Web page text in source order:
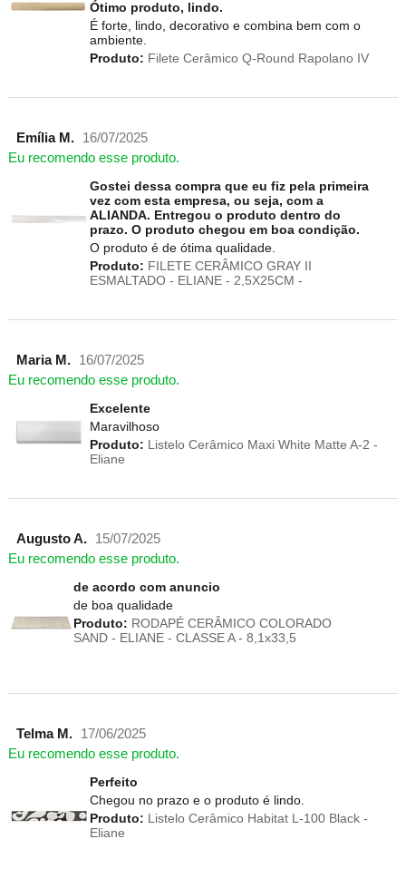
Ótimo produto, lindo.
É forte, lindo, decorativo e combina bem com o
ambiente.
Produto: Filete Cerâmico Q-Round Rapolano IV
Emília M.
16/07/2025
Eu recomendo esse produto.
Gostei dessa compra que eu fiz pela primeira
vez com esta empresa, ou seja, com a
ALIANDA. Entregou o produto dentro do
prazo. O produto chegou em boa condição.
O produto é de ótima qualidade.
Produto: FILETE CERÂMICO GRAY II
ESMALTADO - ELIANE - 2,5X25CM -
Maria M.
16/07/2025
Eu recomendo esse produto.
Excelente
Maravilhoso
Produto: Listelo Cerâmico Maxi White Matte A-2 -
Eliane
Augusto A.
15/07/2025
Eu recomendo esse produto.
de acordo com anuncio
de boa qualidade
Produto: RODAPÉ CERÂMICO COLORADO
SAND - ELIANE - CLASSE A - 8,1x33,5
Telma M.
17/06/2025
Eu recomendo esse produto.
Perfeito
Chegou no prazo e o produto é lindo.
Produto: Listelo Cerâmico Habitat L-100 Black -
Eliane